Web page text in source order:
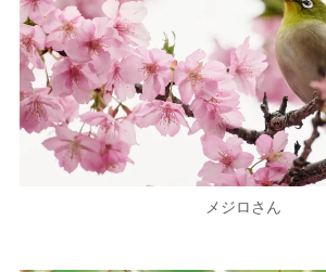
メジロさん